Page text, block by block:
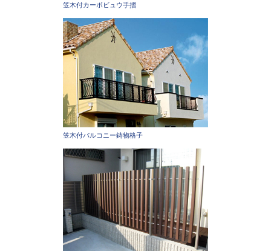
笠木付カーボビュウ手摺
笠木付バルコニー鋳物格子